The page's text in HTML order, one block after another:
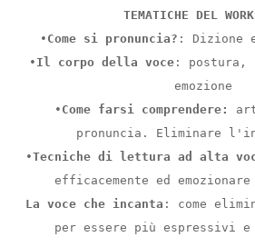
TEMATICHE DEL
• Come si pronuncia? : Dizione
• Il corpo della voce : postura,
emozione
• Come farsi comprendere:
pronuncia. Eliminare
•Tecniche di lettura ad alta
efficacemente ed
La voce che incanta : come
per essere più espressivi